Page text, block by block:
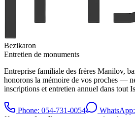
Bezikaron
Entretien de monuments
Entreprise familiale des frères Manilov,
honorons la mémoire de vos proches —
inscriptions et entretien annuel dans tout
Phone: 054-731-0054